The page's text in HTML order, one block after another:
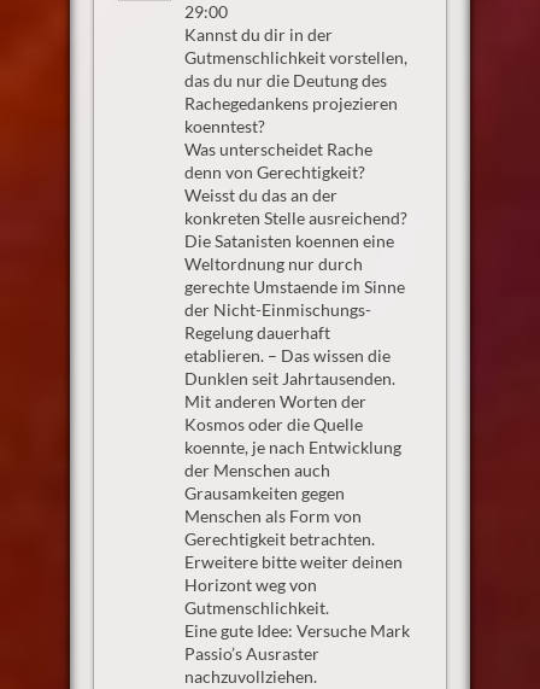
29:00
Kannst du dir in der
Gutmenschlichkeit vorstellen,
das du nur die Deutung des
Rachegedankens projezieren
koenntest?
Was unterscheidet Rache
denn von Gerechtigkeit?
Weisst du das an der
konkreten Stelle ausreichend?
Die Satanisten koennen eine
Weltordnung nur durch
gerechte Umstaende im Sinne
der Nicht-Einmischungs-
Regelung dauerhaft
etablieren. – Das wissen die
Dunklen seit Jahrtausenden.
Mit anderen Worten der
Kosmos oder die Quelle
koennte, je nach Entwicklung
der Menschen auch
Grausamkeiten gegen
Menschen als Form von
Gerechtigkeit betrachten.
Erweitere bitte weiter deinen
Horizont weg von
Gutmenschlichkeit.
Eine gute Idee: Versuche Mark
Passio’s Ausraster
nachzuvollziehen.